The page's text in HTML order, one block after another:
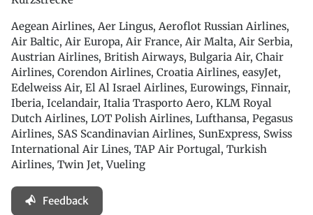
Aegean Airlines, Aer Lingus, Aeroflot Russian Airlines,
Air Baltic, Air Europa, Air France, Air Malta, Air Serbia,
Austrian Airlines, British Airways, Bulgaria Air, Chair
Airlines, Corendon Airlines, Croatia Airlines, easyJet,
Edelweiss Air, El Al Israel Airlines, Eurowings, Finnair,
Iberia, Icelandair, Italia Trasporto Aero, KLM Royal
Dutch Airlines, LOT Polish Airlines, Lufthansa, Pegasus
Airlines, SAS Scandinavian Airlines, SunExpress, Swiss
International Air Lines, TAP Air Portugal, Turkish
Airlines, Twin Jet, Vueling
Feedback